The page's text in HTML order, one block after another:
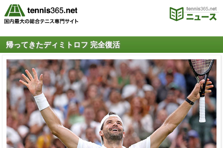
帰ってきたディミトロフ 完全復活